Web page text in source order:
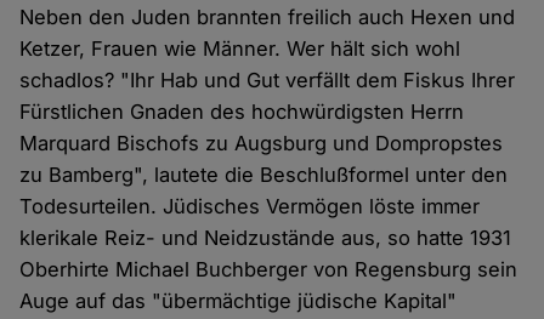
Neben den Juden brannten freilich auch Hexen und
Ketzer, Frauen wie Männer. Wer hält sich wohl
schadlos? "Ihr Hab und Gut verfällt dem Fiskus Ihrer
Fürstlichen Gnaden des hochwürdigsten Herrn
Marquard Bischofs zu Augsburg und Dompropstes
zu Bamberg", lautete die Beschlußformel unter den
Todesurteilen. Jüdisches Vermögen löste immer
klerikale Reiz- und Neidzustände aus, so hatte 1931
Oberhirte Michael Buchberger von Regensburg sein
Auge auf das "übermächtige jüdische Kapital"